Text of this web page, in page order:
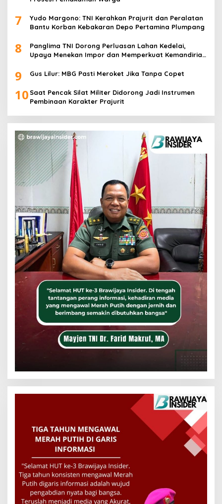
7
Yudo Margono: TNI Kerahkan Prajurit dan Peralatan
Bantu Korban Kebakaran Depo Pertamina Plumpang
8
Panglima TNI Dorong Perluasan Lahan Kedelai,
Upaya Menekan Impor dan Memperkuat Kemandirian
9 Gus Lilur: MBG Pasti Meroket Jika Tanpa Copet
10 Saat Pencak Silat Militer Didorong Jadi Instrumen
Pembinaan Karakter Prajurit